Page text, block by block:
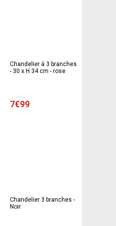
Chandelier à 3 branches
- 30 x H 34 cm - rose
7€99
Chandelier 3 branches -
Noir